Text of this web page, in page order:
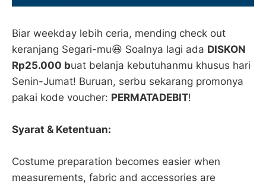
Biar weekday lebih ceria, mending check out
keranjang Segari-mu😆 Soalnya lagi ada DISKON
Rp25.000 buat belanja kebutuhanmu khusus hari
Senin-Jumat! Buruan, serbu sekarang promonya
pakai kode voucher: PERMATADEBIT!
Syarat & Ketentuan:
Costume preparation becomes easier when
measurements, fabric and accessories are